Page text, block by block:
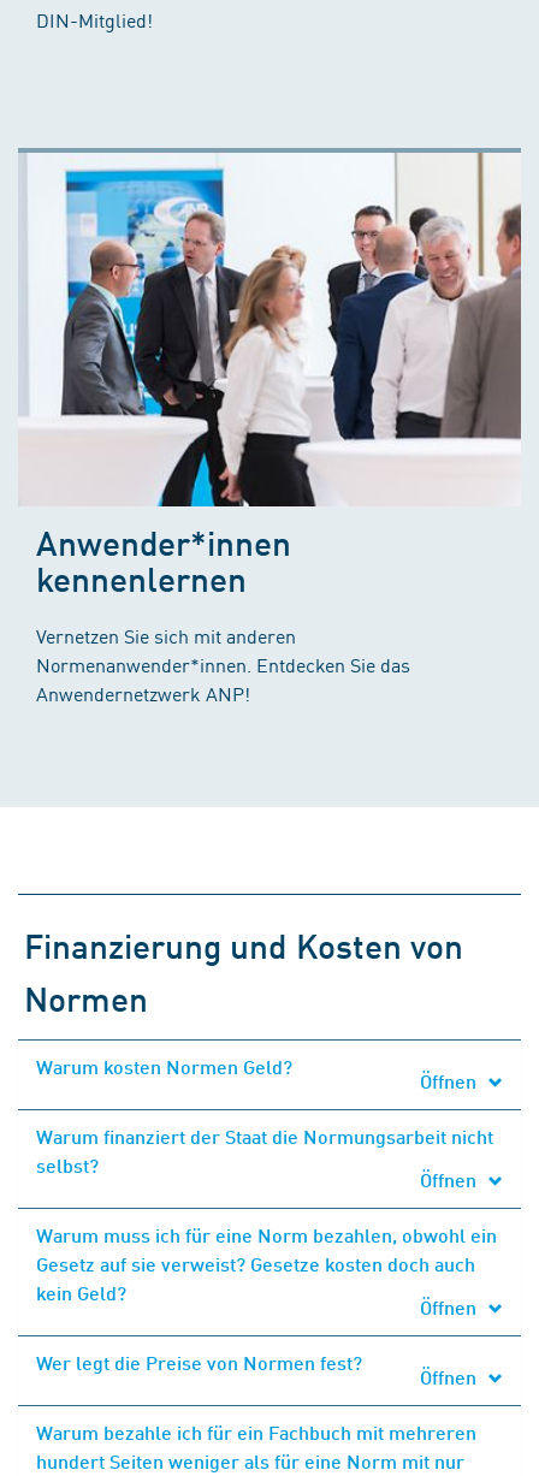
DIN-Mitglied!
Anwender*innen
kennenlernen
Vernetzen Sie sich mit anderen
Normenanwender*innen. Entdecken Sie das
Anwendernetzwerk ANP!
Finanzierung und Kosten von
Normen
Warum kosten Normen Geld?
Öffnen
Warum finanziert der Staat die Normungsarbeit nicht
selbst?
Öffnen
Warum muss ich für eine Norm bezahlen, obwohl ein
Gesetz auf sie verweist? Gesetze kosten doch auch
kein Geld?
Öffnen
Wer legt die Preise von Normen fest?
Öffnen
Warum bezahle ich für ein Fachbuch mit mehreren
hundert Seiten weniger als für eine Norm mit nur